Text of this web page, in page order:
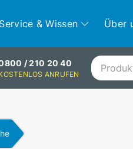
& Wissen Über
/ 210 20 40
ANRUFEN